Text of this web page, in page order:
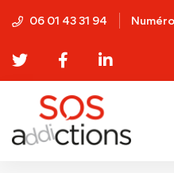
06 01 43 31 94